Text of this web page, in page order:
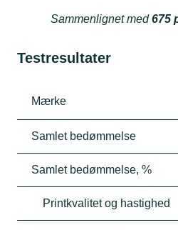
Sammenlignet med675
Testresultater
Mærke
Samlet bedømmelse
Samlet bedømmelse, %
Printkvalitet og hastighed